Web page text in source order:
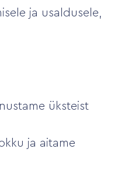
ja usaldusele,
üksteist
ja aitame